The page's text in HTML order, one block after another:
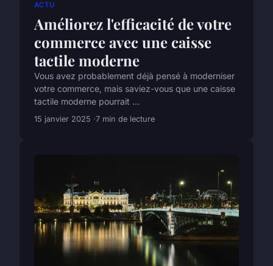
ACTU
Améliorez l'efficacité de votre
commerce avec une caisse
tactile moderne
Vous avez probablement déjà pensé à moderniser
votre commerce, mais saviez-vous que une caisse
tactile moderne pourrait ...
15 janvier 2025 7 min de lecture